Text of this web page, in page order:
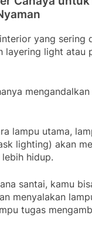
yang sering
layering light atau
lampu utama,
lighting) akan
hidup.
santai, kamu
menyalakan
tugas